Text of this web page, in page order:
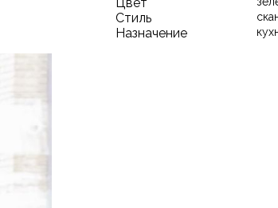
Стиль
Назначение